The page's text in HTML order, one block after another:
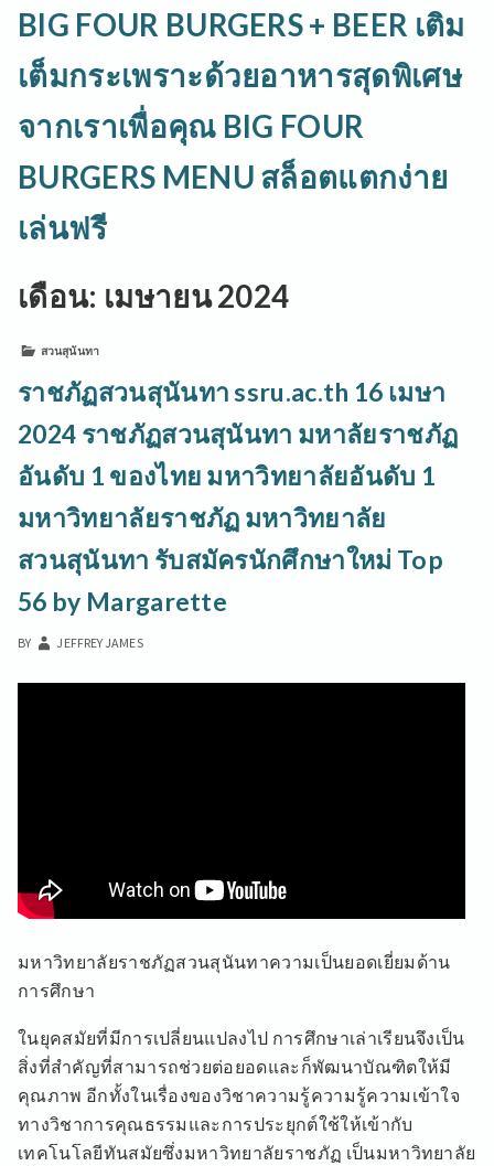
BIG FOUR BURGERS + BEER เติม
เต็มกระเพราะด้วยอาหารสุดพิเศษ
จากเราเพื่อคุณ BIG FOUR
BURGERS MENU สล็อตแตกง่าย
เล่นฟรี
เดือน: เมษายน 2024
สวนสุนันทา
ราชภัฏสวนสุนันทา ssru.ac.th 16 เมษา
2024 ราชภัฏสวนสุนันทา มหาลัยราชภัฏ
อันดับ 1 ของไทย มหาวิทยาลัยอันดับ 1
มหาวิทยาลัยราชภัฏ มหาวิทยาลัย
สวนสุนันทา รับสมัครนักศึกษาใหม่ Top
56 by Margarette
BY JEFFREY JAMES
มหาวิทยาลัยราชภัฏสวนสุนันทาความเป็นยอดเยี่ยมด้าน
การศึกษา
ในยุคสมัยที่มีการเปลี่ยนแปลงไป การศึกษาเล่าเรียนจึงเป็น
สิ่งที่สำคัญที่สามารถช่วยต่อยอดและก็พัฒนาบัณฑิตให้มี
คุณภาพ อีกทั้งในเรื่องของวิชาความรู้ความรู้ความเข้าใจ
ทางวิชาการคุณธรรมและการประยุกต์ใช้ให้เข้ากับ
เทคโนโลยีทันสมัยซึ่งมหาวิทยาลัยราชภัฏ เป็นมหาวิทยาลัย